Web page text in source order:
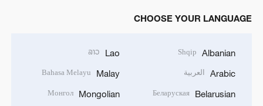
CHOOSE YOUR LANGUAGE
Albanian
Shqip
Arabic العربية
Belarusian
Беларуская
Lao
ລາວ
Malay
Bahasa Melayu
Mongolian
Монгол